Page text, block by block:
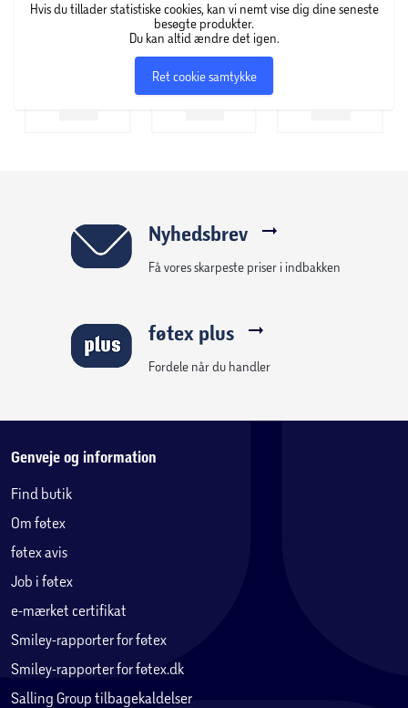
Hvis du tillader statistiske cookies, kan vi nemt vise dig dine seneste
besøgte produkter.
Du kan altid ændre det igen.
Ret cookie samtykke
Nyhedsbrev
Få vores skarpeste priser i indbakken
føtex plus
Fordele når du handler
Genveje og information
Find butik
Om føtex
føtex avis
Job i føtex
e-mærket certifikat
Smiley-rapporter for føtex
Smiley-rapporter for føtex.dk
Salling Group tilbagekaldelser